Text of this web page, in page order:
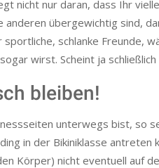
nicht nur daran, dass Ihr
anderen übergewichtig sind,
schlanke Freunde,
wirst. Scheint ja schließlich
bleiben!
unterwegs bist, so
in der Bikiniklasse antreten
Körper) nicht eventuell auf